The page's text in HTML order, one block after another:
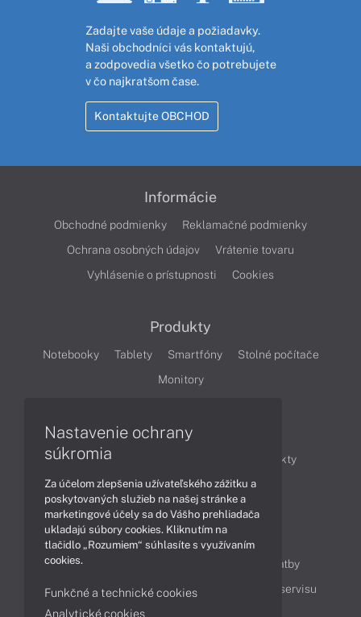
Zadajte vaše údaje a požiadavky.
Naši obchodníci vás kontaktujú,
a zodpovedia všetko čo potrebujete
v čo najkratšom čase.
Kontaktujte OBCHOD
Informácie
Obchodné podmienky
Reklamačné podmienky
Ochrana osobných údajov
Vrátenie tovaru
Vyhlásenie o prístupnosti
Cookies
Produkty
Notebooky Tablety Smartfóny
Stolné počítače
Monitory
Články
Obchodné informácie
Produkty
Technológie
Videá
Obsah
Ako nakupovať
Možnosti doručenia a platby
Podpora a servis
Servisné služby Cenník servisu
Nastavenie ochrany
súkromia
Za účelom zlepšenia užívateľského zážitku a
poskytovaných služieb na našej stránke a
marketingové účely sa do Vášho prehliadača
ukladajú súbory cookies. Kliknutím na
tlačidlo „Rozumiem“ súhlasíte s využívaním
cookies.
Funkčné a technické cookies
Analytické cookies